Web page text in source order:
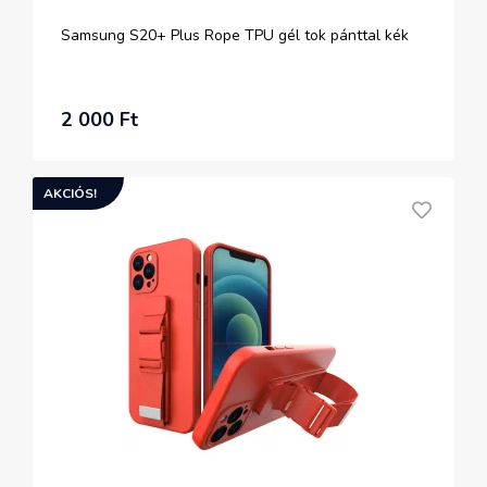
Samsung S20+ Plus Rope TPU gél tok pánttal kék
2 000 Ft
AKCIÓS!